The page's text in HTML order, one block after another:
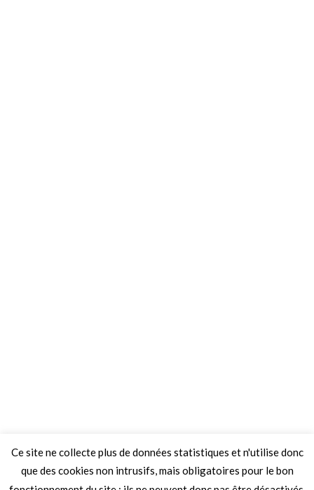
Ce site ne collecte plus de données statistiques et n'utilise donc
que des cookies non intrusifs, mais obligatoires pour le bon